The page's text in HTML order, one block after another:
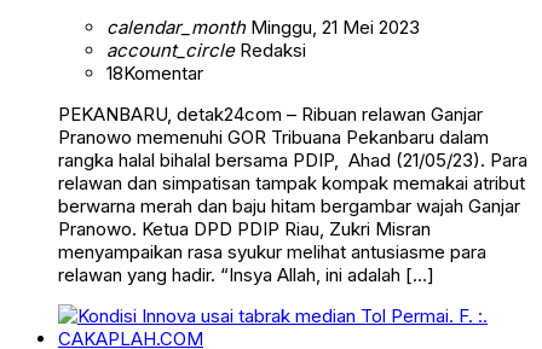
calendar_monthMinggu, 21 Mei 2023
account_circleRedaksi
18Komentar
PEKANBARU, detak24com – Ribuan relawan Ganjar
Pranowo memenuhi GOR Tribuana Pekanbaru dalam
rangka halal bihalal bersama PDIP, Ahad (21/05/23). Para
relawan dan simpatisan tampak kompak memakai atribut
berwarna merah dan baju hitam bergambar wajah Ganjar
Pranowo. Ketua DPD PDIP Riau, Zukri Misran
menyampaikan rasa syukur melihat antusiasme para
relawan yang hadir. “Insya Allah, ini adalah […]